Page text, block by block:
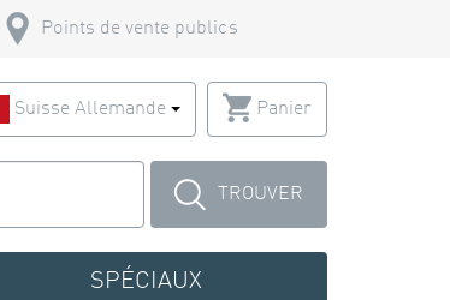
Points de vente publics
Suisse Allemande Panier
TROUVER
SPÉCIAUX